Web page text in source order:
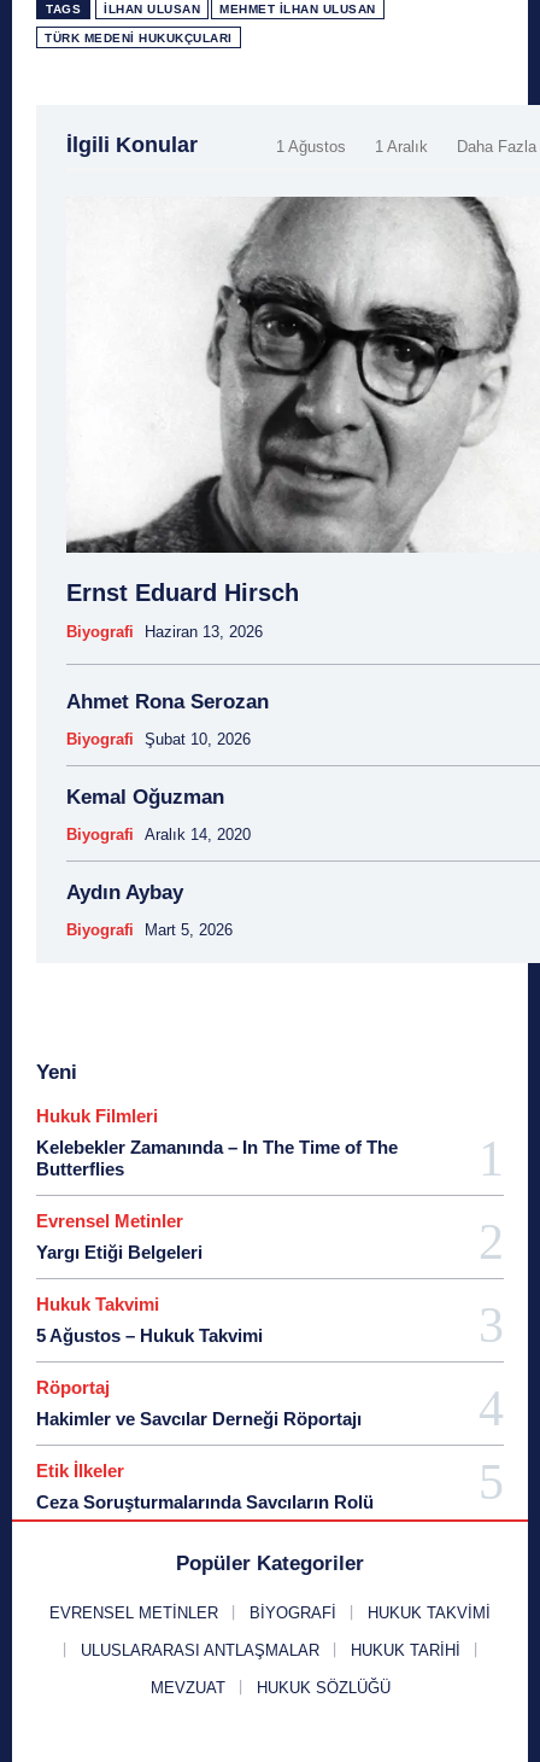
TAGS İLHAN ULUSAN MEHMET İLHAN ULUSAN
TÜRK MEDENI HUKUKÇULARI
İlgili Konular 1 Ağustos 1 Aralık Daha Fazla
Ernst Eduard Hirsch
Biyografi Haziran 13, 2026
Ahmet Rona Serozan
Biyografi Şubat 10, 2026
Kemal Oğuzman
Biyografi Aralık 14, 2020
Aydın Aybay
Biyografi Mart 5, 2026
Yeni
Hukuk Filmleri
Kelebekler Zamanında – In The Time of The
Butterflies
Evrensel Metinler
Yargı Etiği Belgeleri
Hukuk Takvimi
5 Ağustos – Hukuk Takvimi
Röportaj
Hakimler ve Savcılar Derneği Röportajı
Etik İlkeler
Ceza Soruşturmalarında Savcıların Rolü
Popüler Kategoriler
EVRENSEL METINLER BIYOGRAFI HUKUK TAKVIMI
ULUSLARARASI ANTLAŞMALAR HUKUK TARIHI
MEVZUAT HUKUK SÖZLÜĞÜ